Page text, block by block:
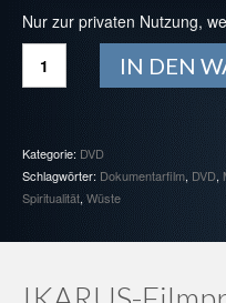
Nur zur privaten Nutzung,
Stille,
Menge
IN DEN
Kategorie: DVD
Schlagwörter: Dokumentarfilm, DVD,
Spiritualität, Wüste